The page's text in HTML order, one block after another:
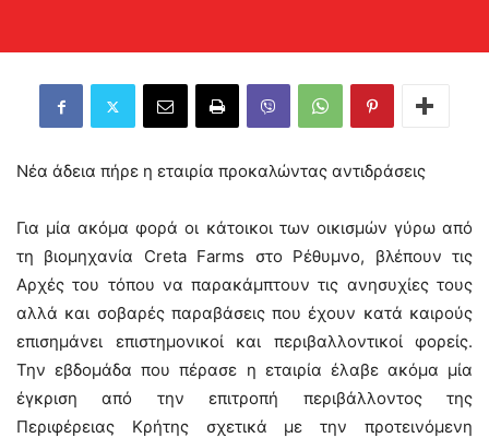
Νέα άδεια πήρε η εταιρία προκαλώντας αντιδράσεις
Για μία ακόμα φορά οι κάτοικοι των οικισμών γύρω από
τη βιομηχανία Creta Farms στο Ρέθυμνο, βλέπουν τις
Αρχές του τόπου να παρακάμπτουν τις ανησυχίες τους
αλλά και σοβαρές παραβάσεις που έχουν κατά καιρούς
επισημάνει επιστημονικοί και περιβαλλοντικοί φορείς.
Την εβδομάδα που πέρασε η εταιρία έλαβε ακόμα μία
έγκριση από την επιτροπή περιβάλλοντος της
Περιφέρειας Κρήτης σχετικά με την προτεινόμενη